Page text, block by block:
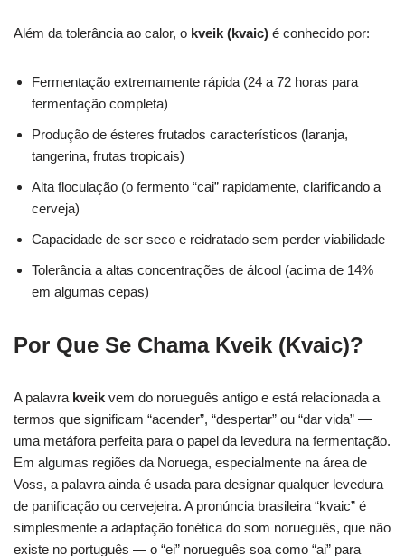
Além da tolerância ao calor, o kveik (kvaic) é conhecido por:
Fermentação extremamente rápida (24 a 72 horas para
fermentação completa)
Produção de ésteres frutados característicos (laranja,
tangerina, frutas tropicais)
Alta floculação (o fermento “cai” rapidamente, clarificando a
cerveja)
Capacidade de ser seco e reidratado sem perder viabilidade
Tolerância a altas concentrações de álcool (acima de 14%
em algumas cepas)
Por Que Se Chama Kveik (Kvaic)?
A palavra kveik vem do norueguês antigo e está relacionada a
termos que significam “acender”, “despertar” ou “dar vida” —
uma metáfora perfeita para o papel da levedura na fermentação.
Em algumas regiões da Noruega, especialmente na área de
Voss, a palavra ainda é usada para designar qualquer levedura
de panificação ou cervejeira. A pronúncia brasileira “kvaic” é
simplesmente a adaptação fonética do som norueguês, que não
existe no português — o “ei” norueguês soa como “ai” para